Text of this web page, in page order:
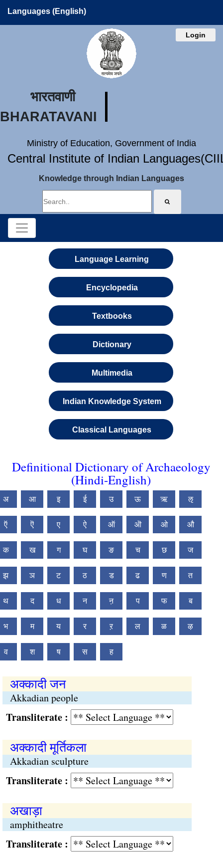
Languages (English)
Login
भारतवाणी
BHARATAVANI
Ministry of Education, Government of India
Central Institute of Indian
Knowledge through Indian Languages
Language Learning
Encyclopedia
Textbooks
Dictionary
Multimedia
Indian Knowledge System
Classical Languages
Definitional Dictionary of Archaeology
(Hindi-English)
अ आ इ ई उ ऊ ऋ ऌ
ऍ ऎ ए ऐ ऑ ऒ ओ औ
क ख ग घ ङ च छ ज
झ ञ ट ठ ड ढ ण त
थ द ध न ऩ प फ ब
भ म य र ऱ ल ळ ऴ
व श ष स ह
अक्कादी जन
Akkadian people
:
अक्कादी मूर्तिकला
Akkadian sculpture
:
अखाड़ा
amphitheatre
: